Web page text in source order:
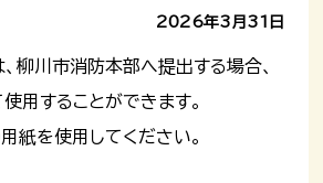
2026年3月31日
柳川市消防本部へ提出する場合、
用することができます。
紙を使用してください。